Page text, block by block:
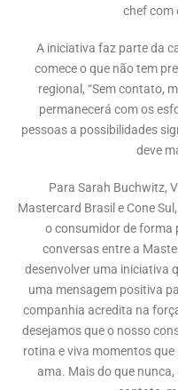
chef com
A iniciativa faz parte da
comece o que não tem
regional, “Sem contato,
permanecerá com os
pessoas a possibilidades
deve
Para Sarah Buchwitz,
Mastercard Brasil e Cone
o consumidor de forma
conversas entre a
desenvolver uma iniciativa
uma mensagem positiva
companhia acredita na
desejamos que o nosso
rotina e viva momentos
ama. Mais do que